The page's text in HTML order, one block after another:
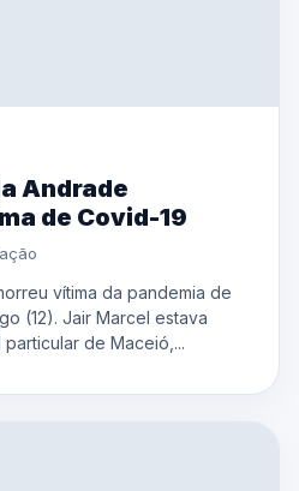
Andrade
de Covid-19
vítima da pandemia de
(12). Jair Marcel estava
de Maceió,...